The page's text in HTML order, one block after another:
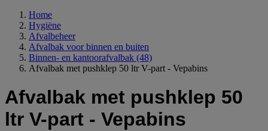
Home
Hygiëne
Afvalbeheer
Afvalbak voor binnen en buiten
Binnen- en kantoorafvalbak (48)
Afvalbak met pushklep 50 ltr V-part - Vepabins
Afvalbak met pushklep 50
ltr V-part - Vepabins